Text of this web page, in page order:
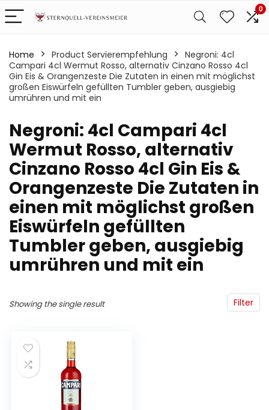
0
Home Product Servierempfehlung
‎Negroni: 4cl
Campari 4cl Wermut Rosso, alternativ Cinzano Rosso 4cl
Gin Eis & Orangenzeste Die Zutaten in einen mit möglichst
großen Eiswürfeln gefüllten Tumbler geben, ausgiebig
umrühren und mit ein
‎Negroni: 4cl Campari 4cl
Wermut Rosso, alternativ
Cinzano Rosso 4cl Gin Eis &
Orangenzeste Die Zutaten in
einen mit möglichst großen
Eiswürfeln gefüllten
Tumbler geben, ausgiebig
umrühren und mit ein
Filter
Showing the single result